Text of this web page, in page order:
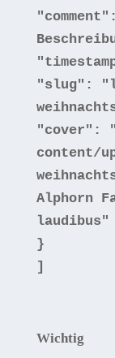
"comment" :
"slug" :
"cover" :
content/
Alphorn
laudibus"
}
]
Wichtig